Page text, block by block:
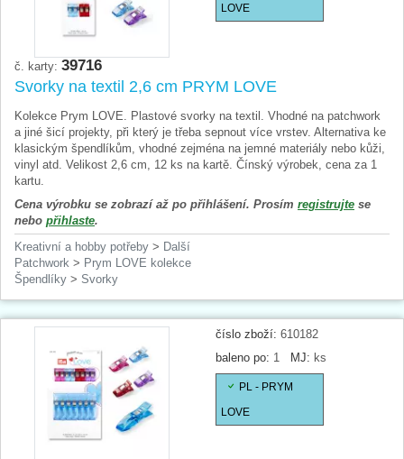
LOVE
č. karty: 39716
Svorky na textil 2,6 cm PRYM LOVE
Kolekce Prym LOVE. Plastové svorky na textil. Vhodné na patchwork
a jiné šicí projekty, při který je třeba sepnout více vrstev. Alternativa ke
klasickým špendlíkům, vhodné zejména na jemné materiály nebo kůži,
vinyl atd. Velikost 2,6 cm, 12 ks na kartě. Čínský výrobek, cena za 1
kartu.
Cena výrobku se zobrazí až po přihlášení. Prosím registrujte se
nebo přihlaste.
Kreativní a hobby potřeby > Další
Patchwork > Prym LOVE kolekce
Špendlíky > Svorky
číslo zboží: 610182
baleno po: 1 MJ: ks
PL - PRYM
LOVE